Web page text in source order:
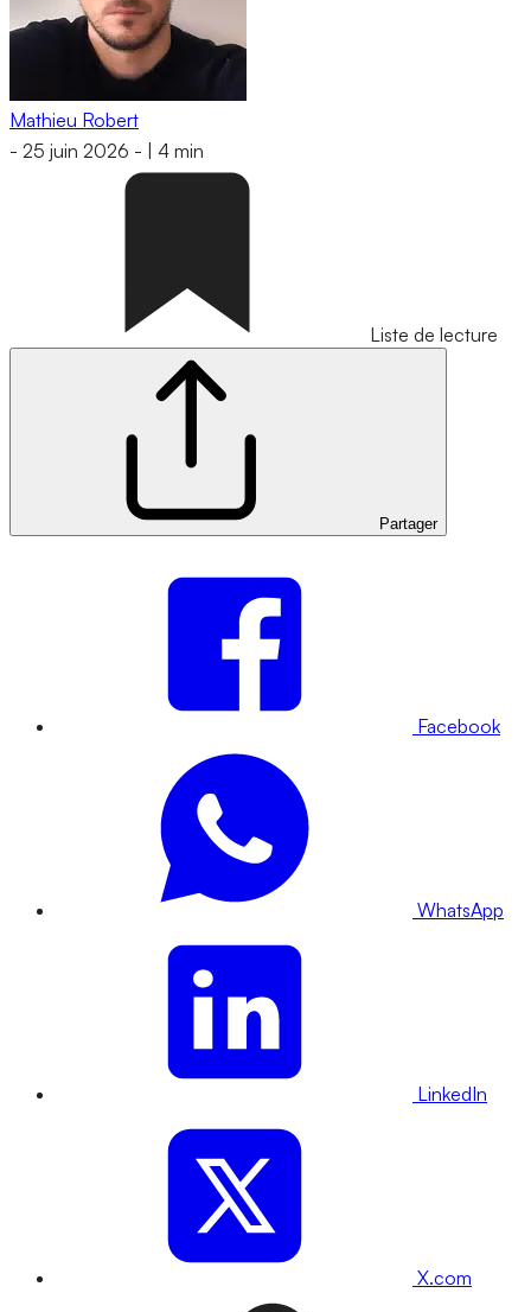
Mathieu Robert
- 25 juin 2026 - 4 min
Liste de lecture
Partager
Facebook
WhatsApp
LinkedIn
X.com